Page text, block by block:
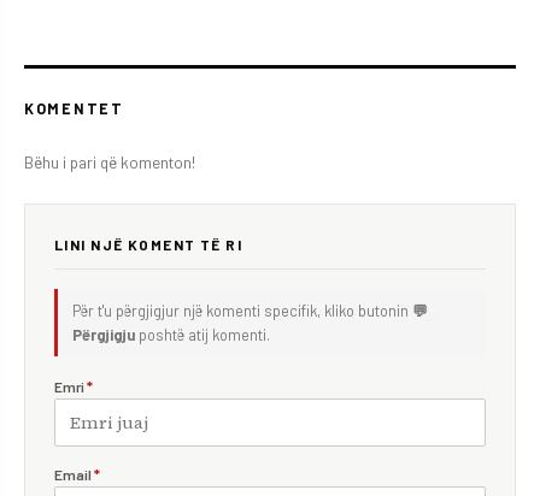
KOMENTET
Bëhu i pari që komenton!
LINI NJË KOMENT TË RI
Për t'u përgjigjur një komenti specifik, kliko butonin 💬
Përgjigju poshtë atij komenti.
Emri *
Email *